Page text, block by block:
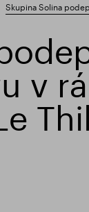
nemovitost
Skupina Solina
v